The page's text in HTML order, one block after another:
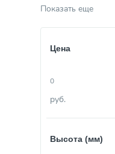
Показать еще
Цена
руб.
Высота (мм)